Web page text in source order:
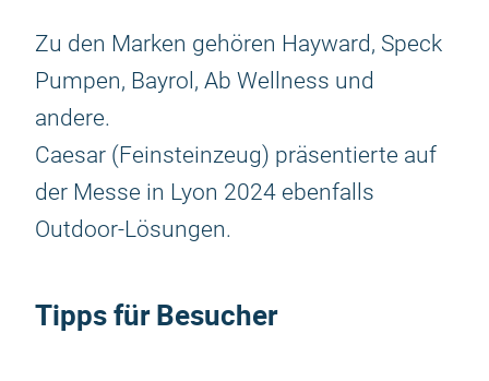
Zu den Marken gehören Hayward, Speck
Pumpen, Bayrol, Ab Wellness und
andere.
Caesar (Feinsteinzeug) präsentierte auf
der Messe in Lyon 2024 ebenfalls
Outdoor-Lösungen.
Tipps für Besucher